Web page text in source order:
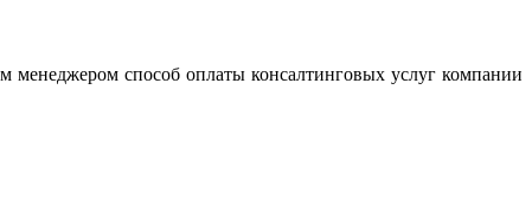
способ оплаты консалтинговых услуг компании